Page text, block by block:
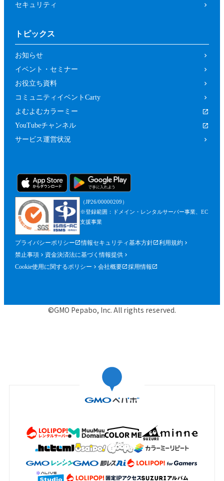
セキュリティ
トピックス
お知らせ
イベント・セミナー
お役立ち資料
コミュニティイベントCarty
よむよむカラーミー
YouTubeチャンネル
サービス運営状況
（JP26/00000209）
※登録範囲：ドメイン・レンタルサーバー事業、EC
支援事業
プライバシーポリシー 情報セキュリティ基本方針
利用規約
禁止事項
資金決済法に基づく情報提供
Cookie使用に関するポリシー
会社概要 採用情報
©GMO Pepabo, Inc. All rights reserved.